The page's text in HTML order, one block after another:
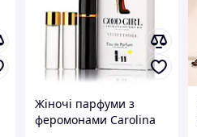
Жіночі парфуми з
феромонами Carolina